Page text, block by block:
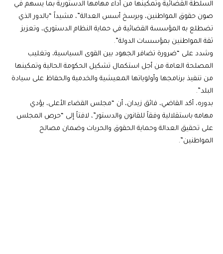
السلطة القضائية وتمكينها من أداء مهامها الدستورية بما يسهم في
صون حقوق المواطنين، ويرسخ أسس العدالة”، مشيداً “بالدور الذي
تضطلع به المؤسسة القضائية في حماية النظام الدستوري، وتعزيز
ثقة المواطنين بمؤسسات الدولة”.
وشدد على “ضرورة تضافر الجهود بين القوى السياسية، وتغليب
المصلحة العامة من أجل استكمال تشكيل الحكومة الحالية وتمكينها
من تنفيذ برنامجها وأولوياتها المعيشية والخدمية والحفاظ على سيادة
البلد”.
بدوره، أكد القاضي، فائق زيدان، أن “مجلس القضاء الأعلى، يؤدي
مهامه باستقلالية وفقاً للقانون والدستور”، لافتاً إلى “حرص المجلس
على تحقيق العدالة وحماية الحقوق والحريات وضمان مصالح
المواطنين”.